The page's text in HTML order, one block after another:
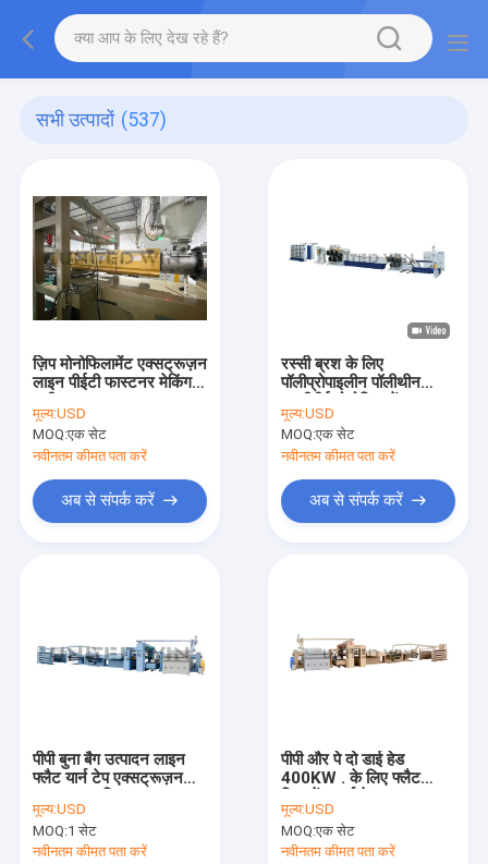
सभी उत्पादों (537)
ज़िप मोनोफिलामेंट एक्सट्रूज़न
लाइन पीईटी फास्टनर मेकिंग
मूल्य:USD
MOQ:एक सेट
नवीनतम कीमत पता करें
अब से संपर्क करें
रस्सी ब्रश के लिए
पॉलीप्रोपाइलीन पॉलीथीन
एक्सट्रूज़न लाइन
मूल्य:USD
MOQ:एक सेट
नवीनतम कीमत पता करें
अब से संपर्क करें
पीपी बुना बैग उत्पादन लाइन
फ्लैट यार्न टेप एक्सट्रूज़न
मूल्य:USD
MOQ:1 सेट
नवीनतम कीमत पता करें
पीपी और पे दो डाई हेड
400KW . के लिए फ्लैट
लाइन
मूल्य:USD
MOQ:एक सेट
नवीनतम कीमत पता करें